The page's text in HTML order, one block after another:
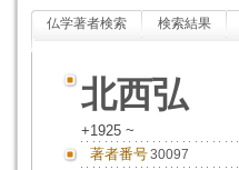
仏学著者検索 検索結果
北西弘
+1925 ~
著者番号30097